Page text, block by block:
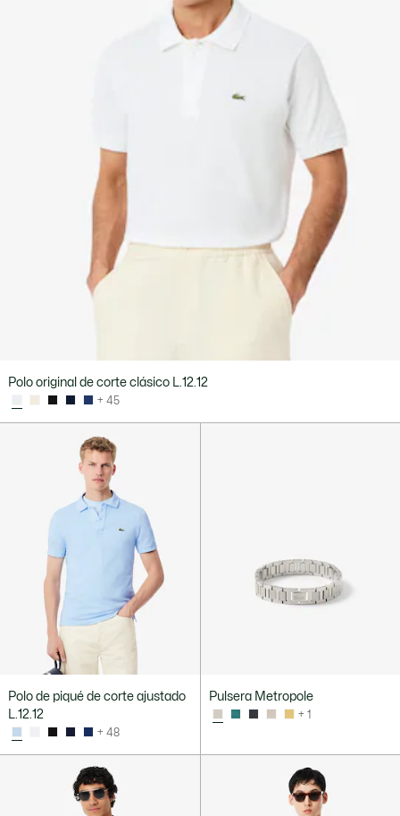
Polo original de corte clásico L.12.12
+ 45
Polo de piqué de corte ajustado
L.12.12
+ 48
Pulsera Metropole
+ 1